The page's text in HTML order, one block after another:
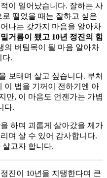
이 일어났습니다. 잘하는 사
떨었을 때는 잘하고 싶은
나는 갖가지 마음을 알아차
거름이 됐고 10년 정진의 힘
의 버팀목이 될 마음 알아차
다.
보태며 살고 싶습니다. 부처
이 법을 기꺼이 전하기엔 아
만, 이 마음도 언젠가는 가볍
다.
하며 괴롭게 살아갔을 제가
며 살 수 있어 감사합니다.
고자 합니다.
진이 10년을 지탱한다며 큰